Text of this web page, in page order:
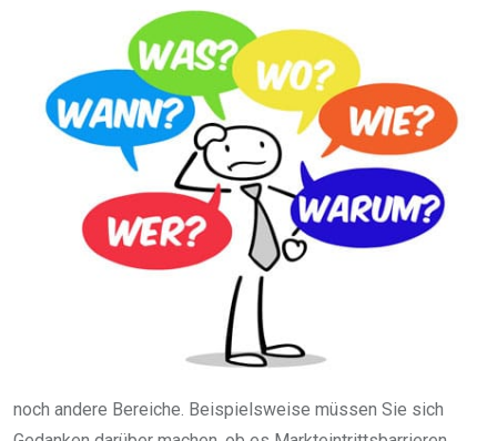
noch andere Bereiche. Beispielsweise müssen Sie sich